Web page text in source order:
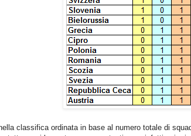
classifica ordinata in base al numero totale di